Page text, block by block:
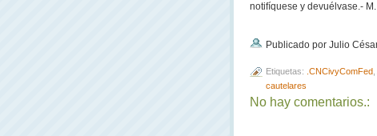
notifíquese y devuélvase.-
Publicado por Julio
Etiquetas: .CNCivyComFed
cautelares
No hay comentarios.: